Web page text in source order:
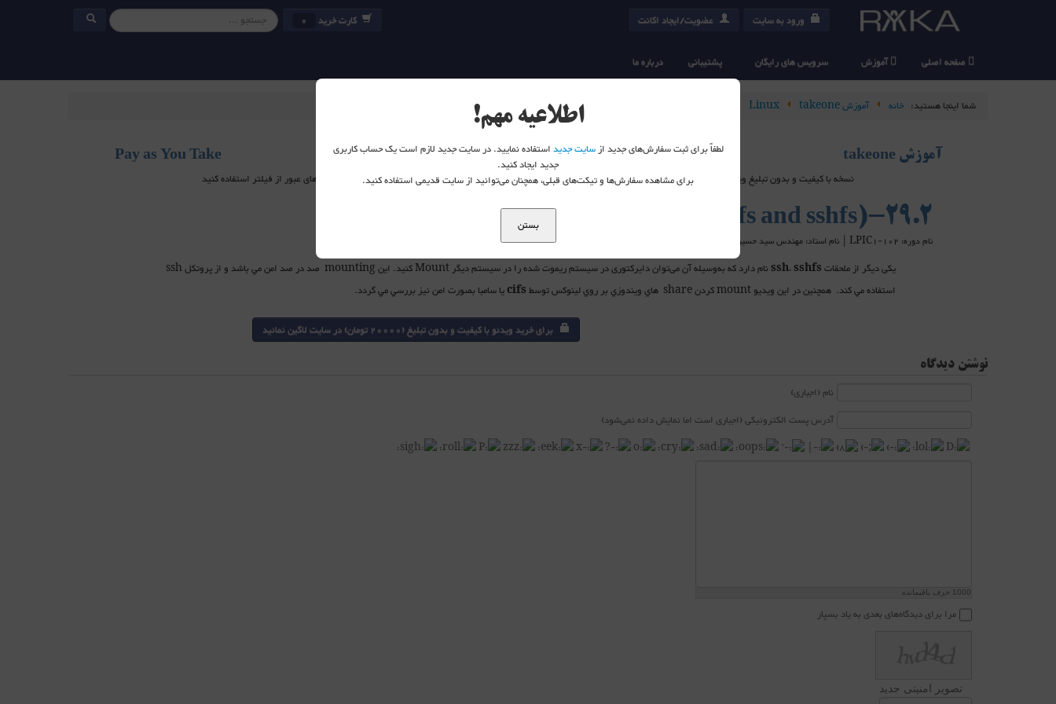
ورود به سایت عضویت/ایجاد اکانت کارت خرید 0
صفحه اصلی آموزش سرویس های رایگان پشتیبانی درباره ما
شما اینجا هستید: خانه آموزش takeone Linux
آموزش takeone Pay as You Take
نسخه با کیفیت و بدون تبلیغ ویدیو های takeone در سرویس دهنده های خارج از ایران هاست شده اند و برای استفاده از آنها می بایست از ابزارهای عبور از فیلتر استفاده کنید
29.2-Network Fundamentals3(Part2_cifs and sshfs)
نام دوره: LPIC1-102 | نام استاد: مهندس سید حسین رجاء
یکی دیگر از ملحقات ssh،sshfs
نام دارد که به‌وسیله آن می‌توان دایرکتوری در سیستم ریموت شده را در سیستم دیگر Mount کنید. اين mounting صد در صد امن مي باشد و از پروتكل ssh
استفاده مي كند. همچنين در اين ويديو mount كردن share هاي ويندوزي بر روي لينوكس توسط
cifsيا سامبا بصورت امن نيز بررسي مي گردد.
برای خرید ویدئو با کیفیت و بدون تبلیغ (20000 تومان) در سایت لاگین نمائید
نوشتن دیدگاه
نام (اجباری)
آدرس پست الکترونیکی (اجباری است اما نمایش داده نمی‌شود)
1000 حرف باقیمانده
مرا برای دیدگاه‌های بعدی به یاد بسپار
تصویر امنیتی جدید
اطلاعیه مهم!
لطفاً برای ثبت سفارش‌های جدید ازسایت جدیداستفاده نمایید. در سایت جدید لازم است یک حساب کاربری
جدید ایجاد کنید.
برای مشاهده سفارش‌ها و تیکت‌های قبلی، همچنان می‌توانید از سایت قدیمی استفاده کنید.
بستن